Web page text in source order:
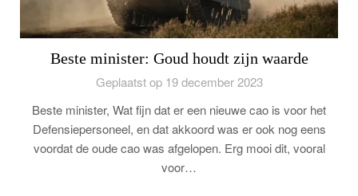
Beste minister: Goud houdt zijn waarde
Geplaatst op 19 december 2023
Beste minister, Wat fijn dat er een nieuwe cao is voor het
Defensiepersoneel, en dat akkoord was er ook nog eens
voordat de oude cao was afgelopen. Erg mooi dit, vooral
voor…